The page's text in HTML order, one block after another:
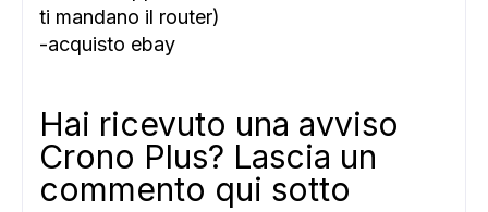
ti mandano il router)
-acquisto ebay
Hai ricevuto una avviso
Crono Plus? Lascia un
commento qui sotto